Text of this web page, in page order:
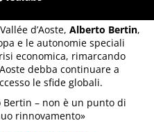
d’Aoste,Alberto Bertin,
e le autonomie speciali
economica, rimarcando
debba continuare a
le sfide globali.
Bertin – non è un punto di
rinnovamento»